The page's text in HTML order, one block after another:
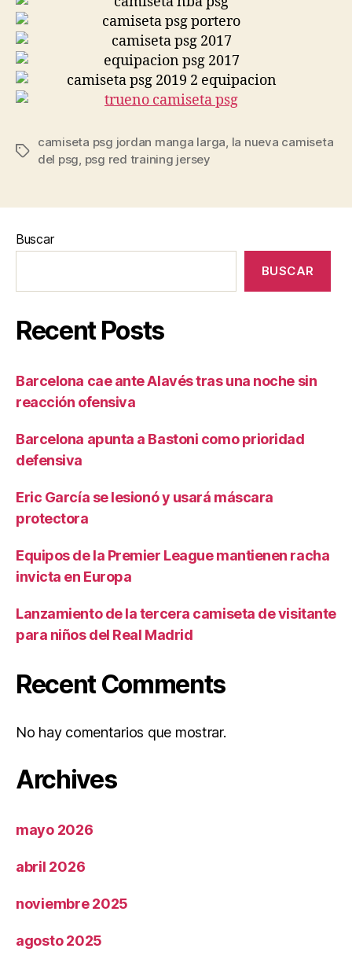
Etiquetas
camiseta psg jordan manga larga, la nueva camiseta
del psg, psg red training jersey
Buscar
BUSCAR
Recent Posts
Barcelona cae ante Alavés tras una noche sin
reacción ofensiva
Barcelona apunta a Bastoni como prioridad
defensiva
Eric García se lesionó y usará máscara
protectora
Equipos de la Premier League mantienen racha
invicta en Europa
Lanzamiento de la tercera camiseta de visitante
para niños del Real Madrid
Recent Comments
No hay comentarios que mostrar.
Archives
mayo 2026
abril 2026
noviembre 2025
agosto 2025